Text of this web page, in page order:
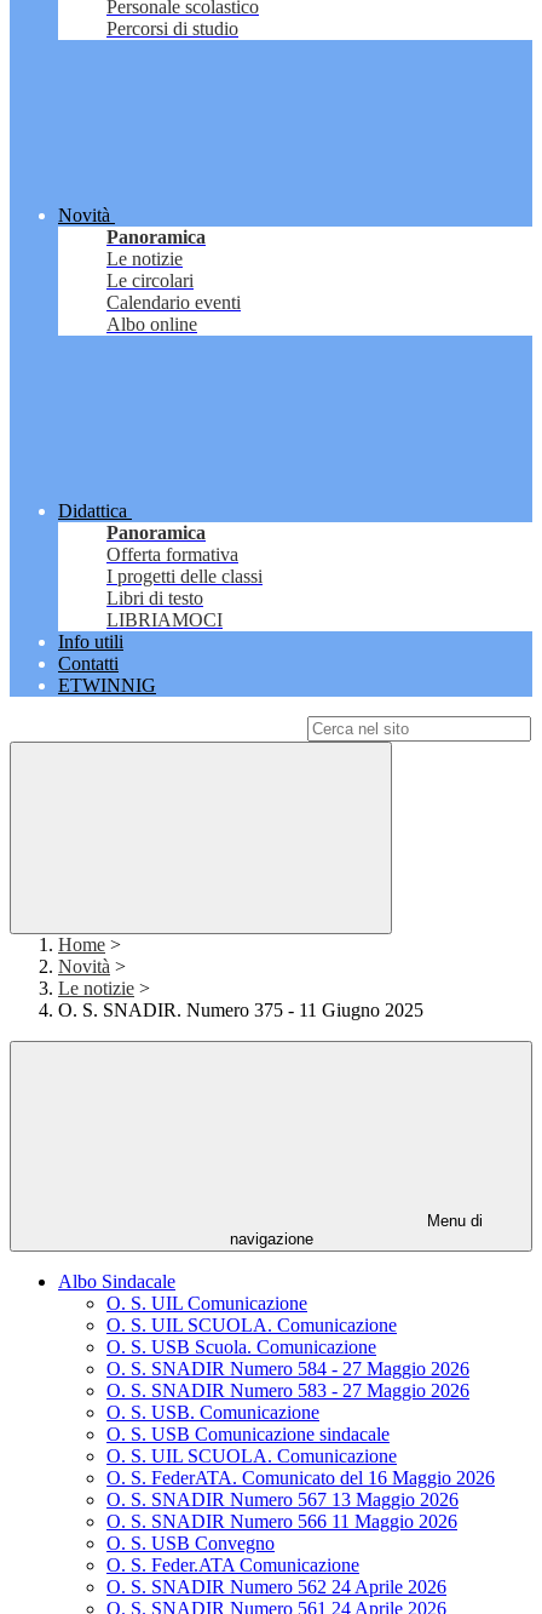
Personale scolastico
Percorsi di studio
Novità
Panoramica
Le notizie
Le circolari
Calendario eventi
Albo online
Didattica
Panoramica
Offerta formativa
I progetti delle classi
Libri di testo
LIBRIAMOCI
Info utili
Contatti
ETWINNIG
Home >
Novità >
Le notizie >
O. S. SNADIR. Numero 375 - 11 Giugno 2025
Menu di
navigazione
Albo Sindacale
O. S. UIL Comunicazione
O. S. UIL SCUOLA. Comunicazione
O. S. USB Scuola. Comunicazione
O. S. SNADIR Numero 584 - 27 Maggio 2026
O. S. SNADIR Numero 583 - 27 Maggio 2026
O. S. USB. Comunicazione
O. S. USB Comunicazione sindacale
O. S. UIL SCUOLA. Comunicazione
O. S. FederATA. Comunicato del 16 Maggio 2026
O. S. SNADIR Numero 567 13 Maggio 2026
O. S. SNADIR Numero 566 11 Maggio 2026
O. S. USB Convegno
O. S. Feder.ATA Comunicazione
O. S. SNADIR Numero 562 24 Aprile 2026
O. S. SNADIR Numero 561 24 Aprile 2026